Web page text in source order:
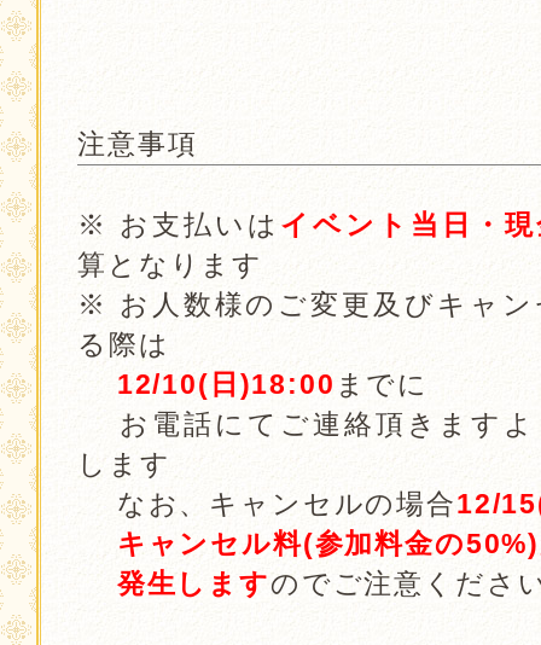
注意事項
※ お支払いは イベント当日・
算となります
※ お人数様のご変更及びキャ
る際は
12/10(日)18:00 までに
お電話にてご連絡頂きますよ
します
なお、キャンセルの場合12/
キャンセル料(参加料金の
発生しますのでご注意くださ